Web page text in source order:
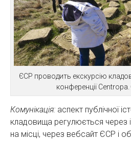
ЄСР проводить екскурсію
конференції
Комунікація: аспект публічної
кладовища регулюється через
на місці, через вебсайт ЄСР і